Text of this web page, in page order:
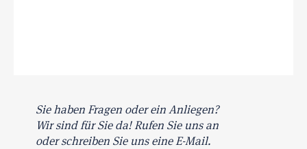
Sie haben Fragen oder ein Anliegen?
Wir sind für Sie da! Rufen Sie uns an
oder schreiben Sie uns eine E-Mail.